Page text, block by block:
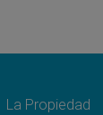
La Propiedad